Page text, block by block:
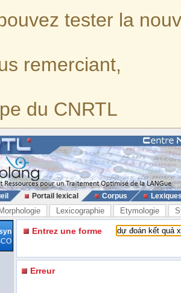
tester la
remerciant,
du CNRTL
Portail lexical Corpus
Morphologie Lexicographie Etymologie
Entrez une forme
Erreur